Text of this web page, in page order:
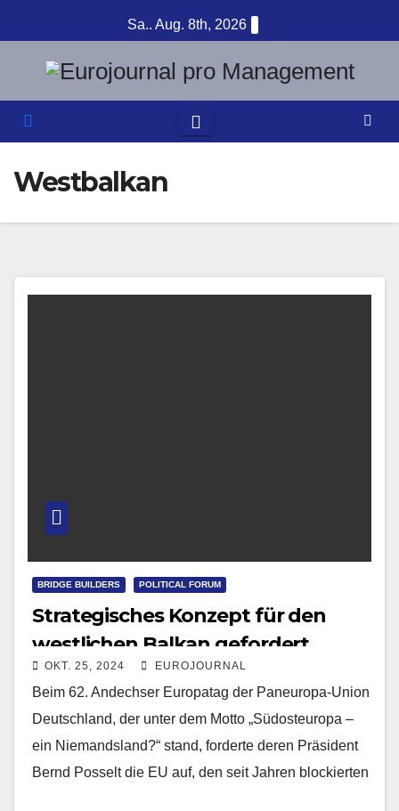
Inhalt
springen
Sa.. Aug. 8th, 2026
Westbalkan
BRIDGE BUILDERS POLITICAL FORUM
Strategisches Konzept für den
westlichen Balkan gefordert
OKT. 25, 2024 EUROJOURNAL
Beim 62. Andechser Europatag der Paneuropa-Union
Deutschland, der unter dem Motto „Südosteuropa –
ein Niemandsland?“ stand, forderte deren Präsident
Bernd Posselt die EU auf, den seit Jahren blockierten